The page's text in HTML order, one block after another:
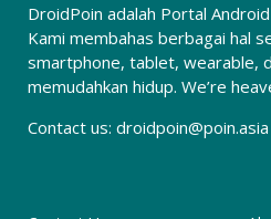
DroidPoin adalah Portal
Kami membahas berbagai hal
smartphone, tablet, wearable,
memudahkan hidup. We’re
Contact us: droidpoin@poin.asia